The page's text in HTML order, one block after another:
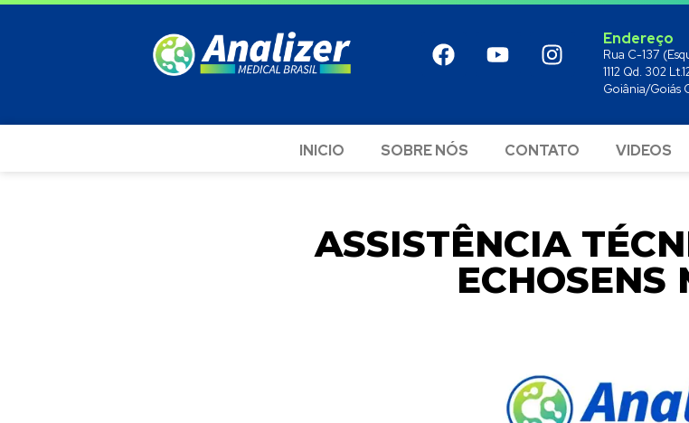
Endereço
Rua C-137
1112 Qd. 302
Goiânia/Goiás
INICIO SOBRE NÓS CONTATO VIDEOS
ASSISTÊNCIA
ECHOSENS